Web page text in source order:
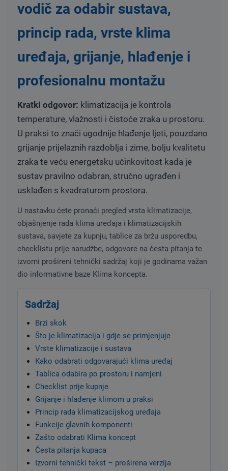
vodič za odabir sustava,
princip rada, vrste klima
uređaja, grijanje, hlađenje i
profesionalnu montažu
Kratki odgovor: klimatizacija je kontrola
temperature, vlažnosti i čistoće zraka u prostoru.
U praksi to znači ugodnije hlađenje ljeti, pouzdano
grijanje prijelaznih razdoblja i zime, bolju kvalitetu
zraka te veću energetsku učinkovitost kada je
sustav pravilno odabran, stručno ugrađen i
usklađen s kvadraturom prostora.
U nastavku ćete pronaći pregled vrsta klimatizacije,
objašnjenje rada klima uređaja i klimatizacijskih
sustava, savjete za kupnju, tablice za bržu usporedbu,
checklistu prije narudžbe, odgovore na česta pitanja te
izvorni prošireni tehnički sadržaj koji je godinama važan
dio informativne baze Klima koncepta.
Sadržaj
Brzi skok
Što je klimatizacija i gdje se primjenjuje
Vrste klimatizacije i sustava
Kako odabrati odgovarajući klima uređaj
Tablica odabira po prostoru i namjeni
Checklist prije kupnje
Grijanje i hlađenje klimom u praksi
Princip rada klimatizacijskog uređaja
Funkcije glavnih komponenti
Zašto odabrati Klima koncept
Česta pitanja kupaca
Izvorni tehnički tekst – proširena verzija